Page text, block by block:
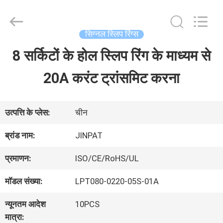
घर
वीआर
दिखाएँ
हमारे
बारे
Electronics
Rights
सिग्नल स्लिप रिंग्स
8 सर्किटों के होल स्लिप रिंग के माध्यम से
20A करंट ट्रांसमिट करना
उत्पत्ति के प्लेस: चीन
ब्रांड नाम: JINPAT
प्रमाणन: ISO/CE/RoHS/UL
मॉडल संख्या: LPT080-0220-05S-01A
न्यूनतम आदेश
मात्रा:
10PCS